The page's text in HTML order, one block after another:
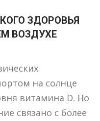
ЗДОРОВЬЯ
ВОЗДУХЕ
на солнце
витамина D. Но
связано с более